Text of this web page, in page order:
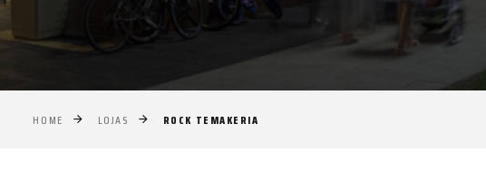
HOME LOJAS ROCK TEMAKERIA